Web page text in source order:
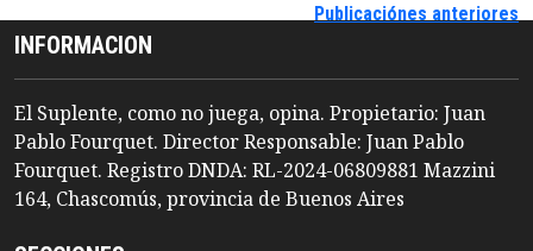
Publicaciónes anteriores
INFORMACION
El Suplente, como no juega, opina. Propietario: Juan
Pablo Fourquet. Director Responsable: Juan Pablo
Fourquet. Registro DNDA: RL-2024-06809881 Mazzini
164, Chascomús, provincia de Buenos Aires